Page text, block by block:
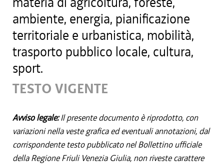
ambiente, energia, pianificazione
territoriale e urbanistica, mobilità,
trasporto pubblico locale, cultura,
sport.
TESTO VIGENTE
Avviso legale:Il presente documento è riprodotto, con
variazioni nella veste grafica ed eventuali annotazioni, dal
corrispondente testo pubblicato nel Bollettino ufficiale
della Regione Friuli Venezia Giulia, non riveste carattere